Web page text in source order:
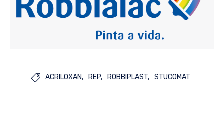
 ACRILOXAN REP ROBBIPLAST STUCOMAT